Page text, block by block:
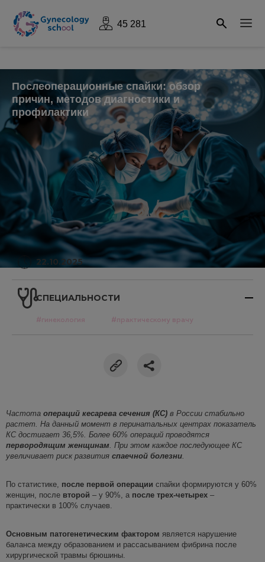
45 281
Послеоперационные спайки: обзор
причин, методов диагностики и
профилактики
22.10.2025
СПЕЦИАЛЬНОСТИ
#гинекология #практическому врачу
Частота операций кесарева сечения (КС) в России стабильно
растет. На данный момент в перинатальных центрах показатель
КС достигает 36,5% . Более 60% операций проводятся
первородящим женщинам . При этом каждое последующее КС
увеличивает риск развития спаечной болезни
По статистике, после первой операции спайки формируются у 60%
женщин, после второй – у 90%, а после трех-четырех –
практически в 100% случаев.
Основным патогенетическим фактором является нарушение
баланса между образованием и рассасыванием фибрина после
хирургической травмы брюшины.